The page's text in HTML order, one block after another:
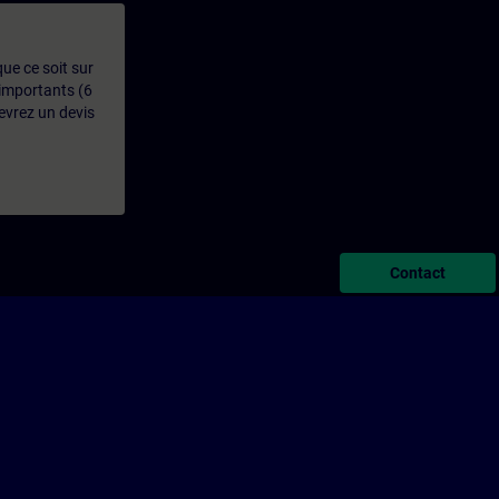
ce soit sur
(6
un devis
Contact